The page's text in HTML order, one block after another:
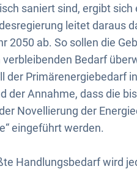
saniert sind, ergibt sich
leitet daraus
2050 ab. So sollen die
verbleibenden Bedarf
der Primärenergiebedarf
der Annahme, dass die
Novellierung der
eingeführt werden.
Handlungsbedarf wird